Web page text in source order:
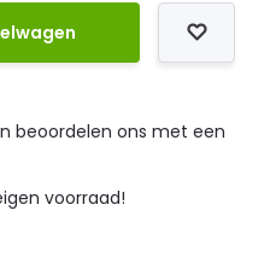
beoordelen ons met een
voorraad!